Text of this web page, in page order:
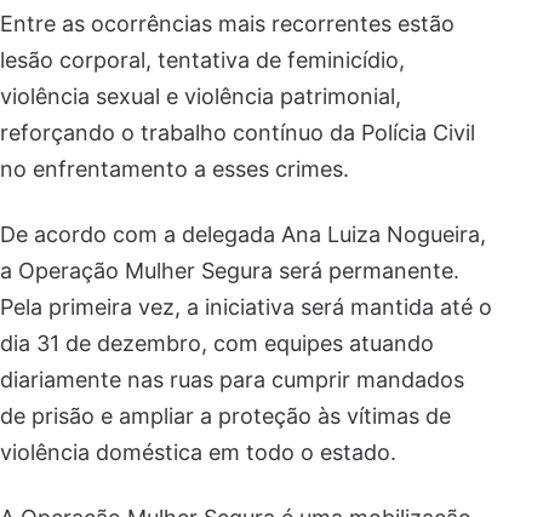
Entre as ocorrências mais recorrentes estão
lesão corporal, tentativa de feminicídio,
violência sexual e violência patrimonial,
reforçando o trabalho contínuo da Polícia Civil
no enfrentamento a esses crimes.
De acordo com a delegada Ana Luiza Nogueira,
a Operação Mulher Segura será permanente.
Pela primeira vez, a iniciativa será mantida até o
dia 31 de dezembro, com equipes atuando
diariamente nas ruas para cumprir mandados
de prisão e ampliar a proteção às vítimas de
violência doméstica em todo o estado.